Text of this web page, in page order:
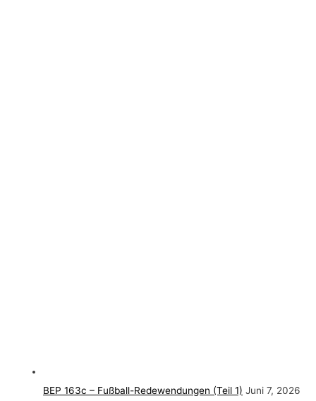
BEP 163c – Fußball-Redewendungen (Teil 1) Juni 7, 2026